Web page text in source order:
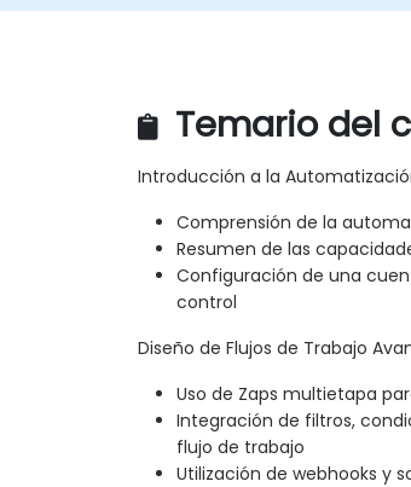
Temario del
Introducción a la
Comprensión de la
Resumen de las
Configuración de una
control
Diseño de Flujos de Trabajo
Uso de Zaps multietapa
Integración de filtros,
flujo de trabajo
Utilización de webhooks y